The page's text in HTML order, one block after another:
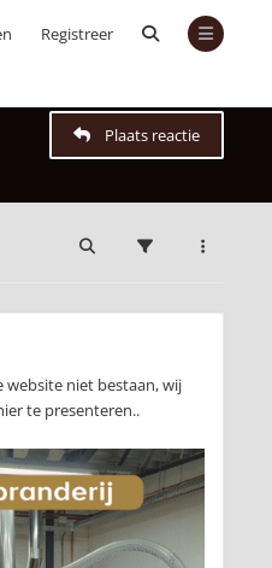
Registreer
Plaats reactie
website niet bestaan, wij
te presenteren..